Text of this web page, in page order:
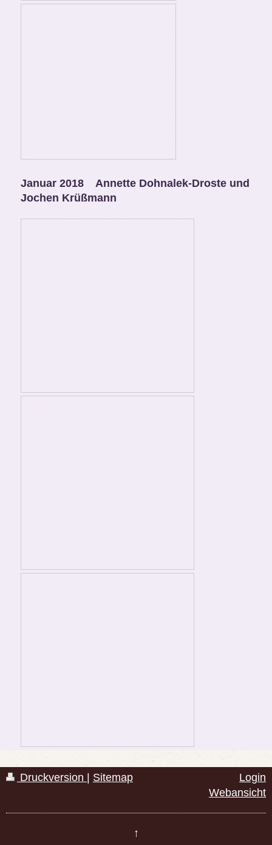
Januar 2018 Annette Dohnalek-Droste und
Jochen Krüßmann
Druckversion Sitemap
Login
Webansicht
↑